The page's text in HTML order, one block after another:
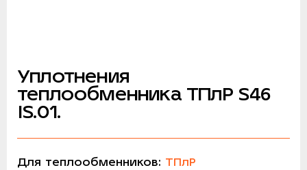
Уплотнения
теплообменника ТПлР S46
IS.01.
Для теплообменников: ТПлР